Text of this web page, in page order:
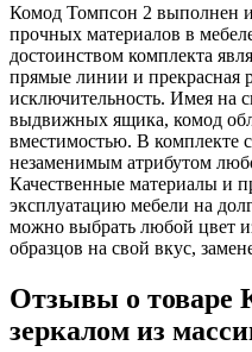
Комод Томпсон 2 выполнен
прочных материалов в
достоинством комплекта
прямые линии и прекрасная
исключительность. Имея на
выдвижных ящика, комод
вместимостью. В комплекте
незаменимым атрибутом
Качественные материалы и
эксплуатацию мебели на
можно выбрать любой цвет
образцов на свой вкус,
Отзывы о товаре
зеркалом из